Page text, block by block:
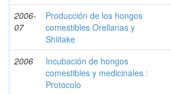
2006-
07
Producción de los hongos
comestibles Orellanas y
Shiitake
2006
Incubación de hongos
comestibles y medicinales :
Protocolo